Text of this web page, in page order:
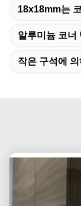
18x18mm는
알루미늄 코너
작은 구석에